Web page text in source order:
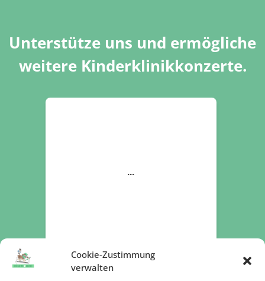
Cookie-Zustimmung
verwalten
Unterstütze uns und ermögliche
weitere Kinderklinikkonzerte.